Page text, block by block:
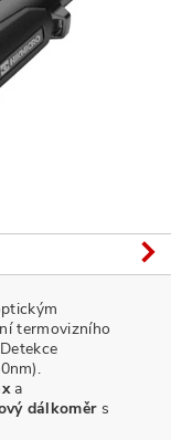
termovizního
Detekce
a
dálkoměrs